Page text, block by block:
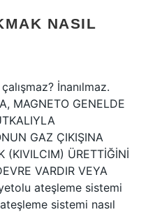
NASIL
İnanılmaz.
MAGNETO GENELDE
GAZ ÇIKIŞINA
(KIVILCIM) ÜRETTİĞİNİ
VARDIR VEYA
ateşleme sistemi
sistemi nasıl